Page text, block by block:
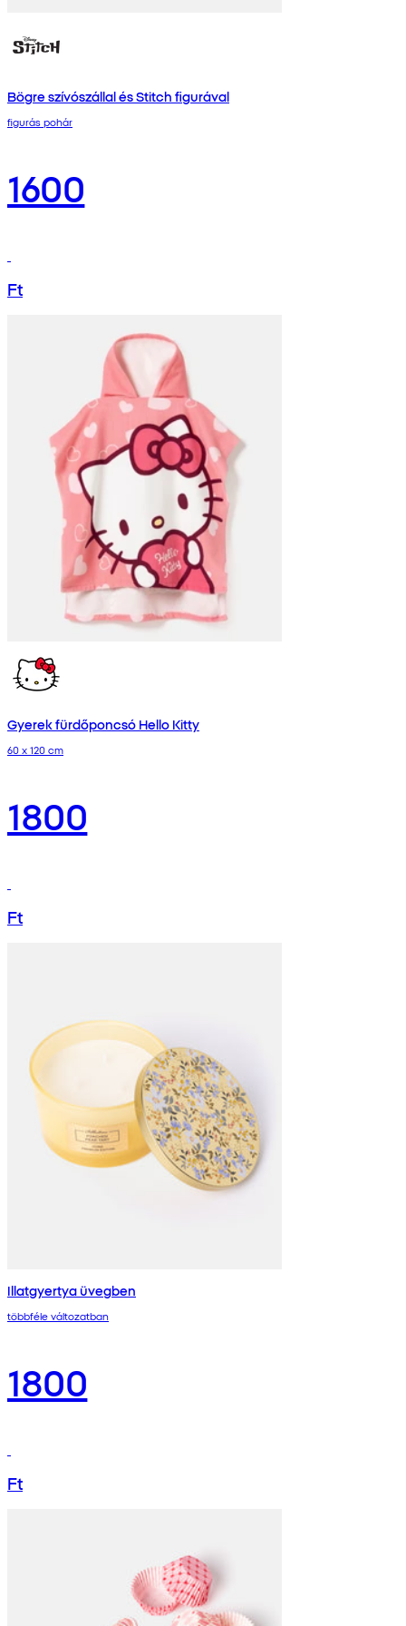
Bögre szívószállal és Stitch figurával
figurás pohár
1600
Ft
Gyerek fürdőponcsó Hello Kitty
60 x 120 cm
1800
Ft
Illatgyertya üvegben
többféle változatban
1800
Ft